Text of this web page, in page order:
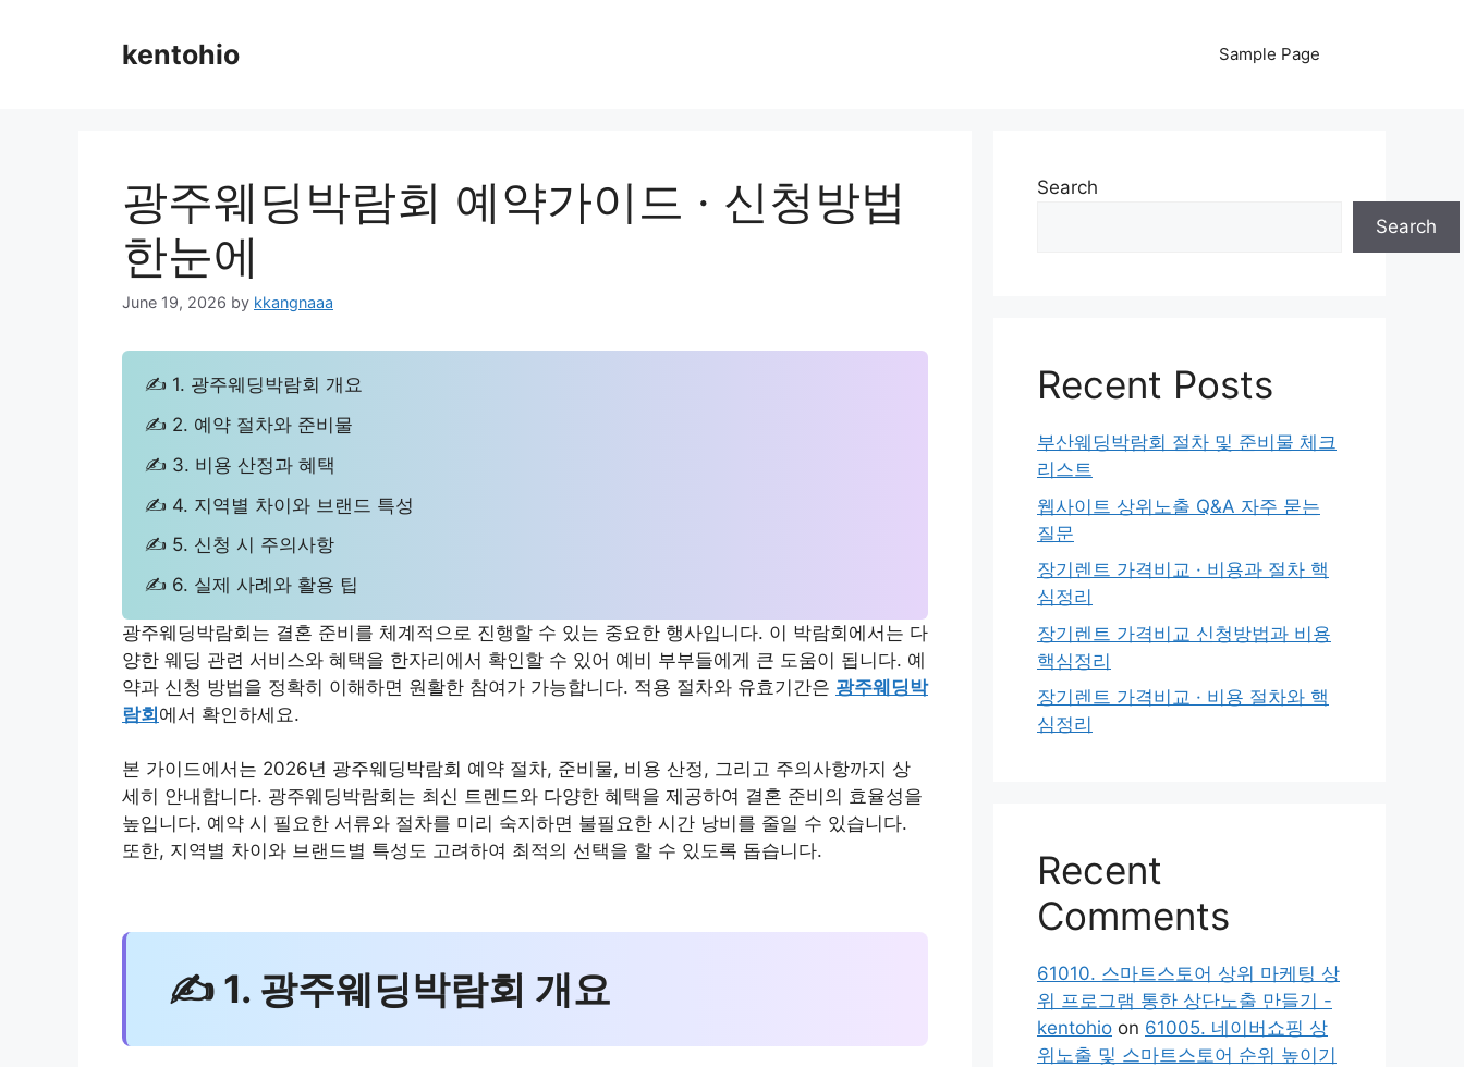
kentohio Sample Page
광주웨딩박람회 예약가이드 · 신청방법
한눈에
June 19, 2026 by kkangnaaa
✍ 1. 광주웨딩박람회 개요
✍ 2. 예약 절차와 준비물
✍ 3. 비용 산정과 혜택
✍ 4. 지역별 차이와 브랜드 특성
✍ 5. 신청 시 주의사항
✍ 6. 실제 사례와 활용 팁
광주웨딩박람회는 결혼 준비를 체계적으로 진행할 수 있는 중요한 행사입니다. 이 박람회에서는 다
양한 웨딩 관련 서비스와 혜택을 한자리에서 확인할 수 있어 예비 부부들에게 큰 도움이 됩니다. 예
약과 신청 방법을 정확히 이해하면 원활한 참여가 가능합니다. 적용 절차와 유효기간은 광주웨딩박
람회에서 확인하세요.
본 가이드에서는 2026년 광주웨딩박람회 예약 절차, 준비물, 비용 산정, 그리고 주의사항까지 상
세히 안내합니다. 광주웨딩박람회는 최신 트렌드와 다양한 혜택을 제공하여 결혼 준비의 효율성을
높입니다. 예약 시 필요한 서류와 절차를 미리 숙지하면 불필요한 시간 낭비를 줄일 수 있습니다.
또한, 지역별 차이와 브랜드별 특성도 고려하여 최적의 선택을 할 수 있도록 돕습니다.
✍ 1. 광주웨딩박람회 개요
Search
Search
Recent Posts
부산웨딩박람회 절차 및 준비물 체크
리스트
웹사이트 상위노출 Q&A 자주 묻는
질문
장기렌트 가격비교 · 비용과 절차 핵
심정리
장기렌트 가격비교 신청방법과 비용
핵심정리
장기렌트 가격비교 · 비용 절차와 핵
심정리
Recent
Comments
61010. 스마트스토어 상위 마케팅 상
위 프로그램 통한 상단노출 만들기 -
kentohio on 61005. 네이버쇼핑 상
위노출 및 스마트스토어 순위 높이기